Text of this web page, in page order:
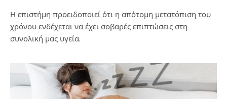
Η επιστήμη προειδοποιεί ότι η απότομη μετατόπιση του
χρόνου ενδέχεται να έχει σοβαρές επιπτώσεις στη
συνολική μας υγεία.